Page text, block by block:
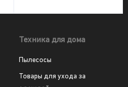
Техника для дома
Пылесосы
Товары для ухода за